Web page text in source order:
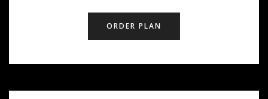
ORDER PLAN